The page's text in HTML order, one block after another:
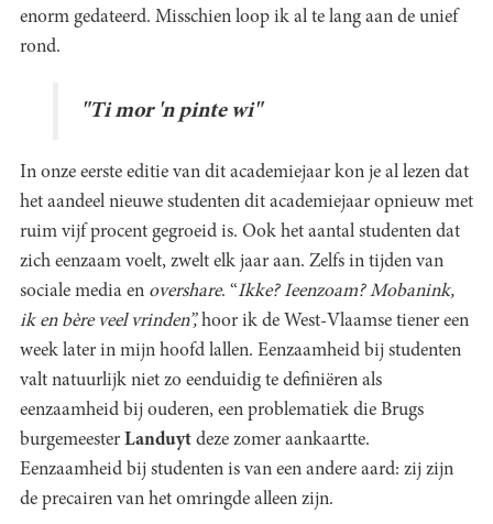
enorm gedateerd. Misschien loop ik al te lang aan de unief
rond.
"Ti mor 'n pinte wi"
In onze eerste editie van dit academiejaar kon je al lezen dat
het aandeel nieuwe studenten dit academiejaar opnieuw met
ruim vijf procent gegroeid is. Ook het aantal studenten dat
zich eenzaam voelt, zwelt elk jaar aan. Zelfs in tijden van
sociale media en overshare. “Ikke? Ieenzoam? Mobanink,
ik en bère veel vrinden”,hoor ik de West-Vlaamse tiener een
week later in mijn hoofd lallen. Eenzaamheid bij studenten
valt natuurlijk niet zo eenduidig te definiëren als
eenzaamheid bij ouderen, een problematiek die Brugs
burgemeester Landuyt deze zomer aankaartte.
Eenzaamheid bij studenten is van een andere aard: zij zijn
de precairen van het omringde alleen zijn.